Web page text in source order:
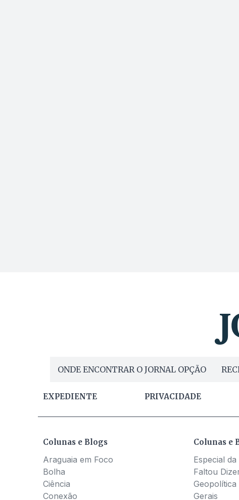
ONDE ENCONTRAR O JORNAL OPÇÃO
EXPEDIENTE PRIVACIDADE
Colunas e Blogs
Araguaia em Foco
Bolha
Ciência
Conexão
Colunas e
Especial
Faltou
Geopolítica
Gerais